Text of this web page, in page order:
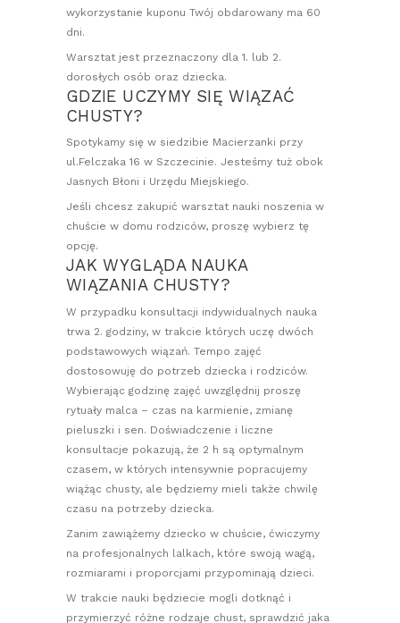
wykorzystanie kuponu Twój obdarowany ma 60
dni.
Warsztat jest przeznaczony dla 1. lub 2.
dorosłych osób oraz dziecka.
GDZIE UCZYMY SIĘ WIĄZAĆ
CHUSTY?
Spotykamy się w siedzibie Macierzanki przy
ul.Felczaka 16 w Szczecinie. Jesteśmy tuż obok
Jasnych Błoni i Urzędu Miejskiego.
Jeśli chcesz zakupić warsztat nauki noszenia w
chuście w domu rodziców, proszę wybierz tę
opcję.
JAK WYGLĄDA NAUKA
WIĄZANIA CHUSTY?
W przypadku konsultacji indywidualnych nauka
trwa 2. godziny, w trakcie których uczę dwóch
podstawowych wiązań. Tempo zajęć
dostosowuję do potrzeb dziecka i rodziców.
Wybierając godzinę zajęć uwzględnij proszę
rytuały malca – czas na karmienie, zmianę
pieluszki i sen. Doświadczenie i liczne
konsultacje pokazują, że 2 h są optymalnym
czasem, w których intensywnie popracujemy
wiążąc chusty, ale będziemy mieli także chwilę
czasu na potrzeby dziecka.
Zanim zawiążemy dziecko w chuście, ćwiczymy
na profesjonalnych lalkach, które swoją wagą,
rozmiarami i proporcjami przypominają dzieci.
W trakcie nauki będziecie mogli dotknąć i
przymierzyć różne rodzaje chust, sprawdzić jaka